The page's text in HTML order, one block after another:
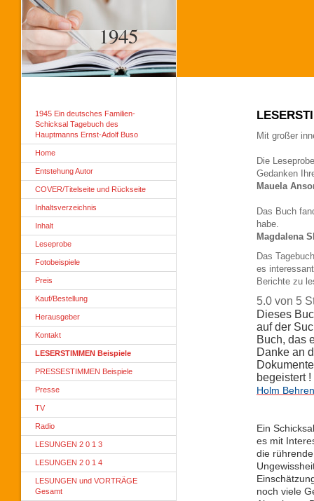
1945
Mit großer
Die
Gedanken
Mauela
Das Buch
habe.
Magdalena
Das
es
Berichte zu
5.0 von 5
Dieses
auf der
Buch, das
Danke an
begeistert !
Holm
Ein
es mit
die
noch viele
1945 Ein deutsches Familien-
Schicksal Tagebuch des
Hauptmanns Ernst-Adolf Buso
Home
Entstehung Autor
COVER/Titelseite und Rückseite
Inhaltsverzeichnis
Inhalt
Leseprobe
Fotobeispiele
Preis
Kauf/Bestellung
Herausgeber
Kontakt
LESERSTIMMEN Beispiele
PRESSESTIMMEN Beispiele
Presse
TV
Radio
LESUNGEN 2 0 1 3
LESUNGEN 2 0 1 4
LESUNGEN und VORTRÄGE
Gesamt